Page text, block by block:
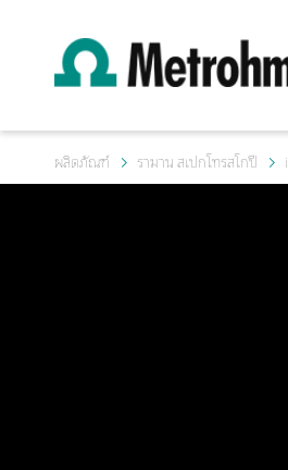
ผลิตภัณฑ์ รามาน สเปกโทรสโกปี